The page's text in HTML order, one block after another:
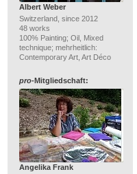
Albert Weber
Switzerland, since 2012
48 works
100% Painting; Oil, Mixed
technique; mehrheitlich:
Contemporary Art, Art Déco
pro-Mitgliedschaft:
Angelika Frank